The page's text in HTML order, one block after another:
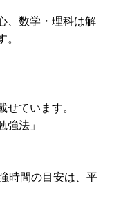
、数学・理科は解
ています。
法」
時間の目安は、平